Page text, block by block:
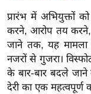
टो
व
र्ल्ड
न्यू
ज
प्रारंभ में अभियुक्तों
करने, आरोप तय
जाने तक, यह मामला
नजरों से गुजरा।
के बार-बार बदले
देरी का एक महत्वपूर्ण